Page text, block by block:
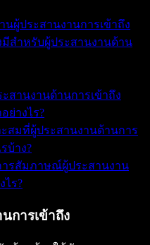
ผู้ประสานงานการเข้าถึง
มีสำหรับผู้ประสานงานด้าน
สานงานด้านการเข้าถึง
ย่างไร?
สมที่ผู้ประสานงานด้านการ
บ้าง?
รสัมภาษณ์ผู้ประสานงาน
ไร?
การเข้าถึง